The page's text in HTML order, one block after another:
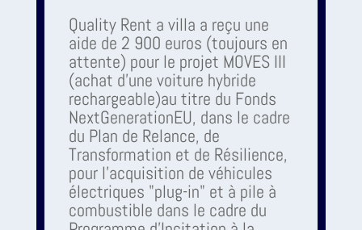
Quality Rent a villa a reçu une
aide de 2 900 euros (toujours en
attente) pour le projet MOVES III
(achat d'une voiture hybride
rechargeable)au titre du Fonds
NextGenerationEU, dans le cadre
du Plan de Relance, de
Transformation et de Résilience,
pour l'acquisition de véhicules
électriques "plug-in" et à pile à
combustible dans le cadre du